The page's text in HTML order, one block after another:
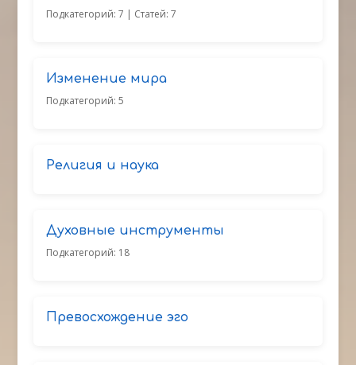
Подкатегорий: 7 | Статей: 7
Изменение мира
Подкатегорий: 5
Религия и наука
Духовные инструменты
Подкатегорий: 18
Превосхождение эго